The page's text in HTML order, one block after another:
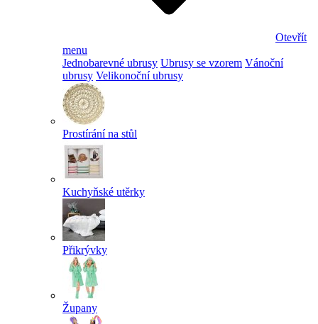
Otevřít
menu
Jednobarevné ubrusy Ubrusy se vzorem Vánoční
ubrusy Velikonoční ubrusy
Prostírání na stůl
Kuchyňské utěrky
Přikrývky
Župany